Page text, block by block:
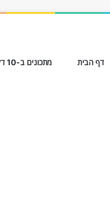
דף הבית מתכונים ב-10 דקות